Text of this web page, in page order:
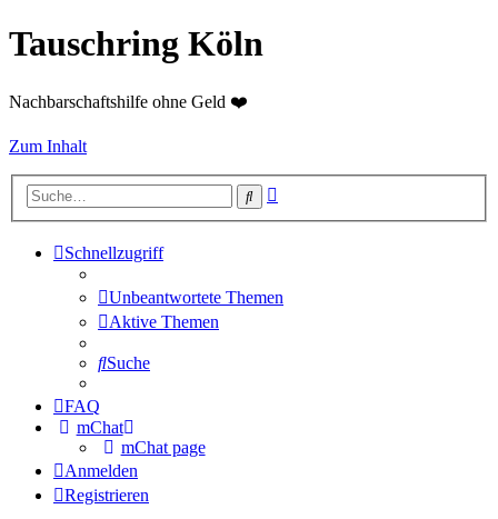
Tauschring Köln
Nachbarschaftshilfe ohne Geld ❤️
Zum Inhalt
Suche
Schnellzugriff
Unbeantwortete Themen
Aktive Themen
Suche
FAQ
mChat
mChat page
Anmelden
Registrieren